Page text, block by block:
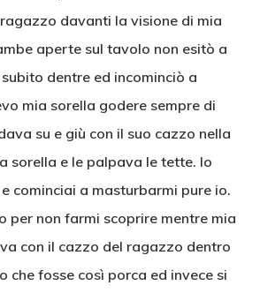
davanti la visione di mia
aperte sul tavolo non esitò a
dentre ed incominciò a
mia sorella godere sempre di
su e giù con il suo cazzo nella
sorella e le palpava le tette. Io
cominciai a masturbarmi pure io.
per non farmi scoprire mentre mia
con il cazzo del ragazzo dentro
che fosse così porca ed invece si